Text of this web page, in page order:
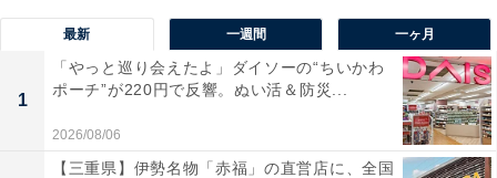
最新 一週間 一ヶ月
1
「やっと巡り会えたよ」ダイソーの“ちいかわ
ポーチ”が220円で反響。ぬい活＆防災...
2026/08/06
【三重県】伊勢名物「赤福」の直営店に、全国